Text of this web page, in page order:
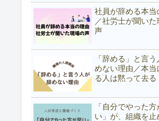
社員が辞める本当
／社労士が聞いた
声
「辞める」と言
めない理由／本当
る人は黙って去る
「自分でやった方
い」が、組織を止